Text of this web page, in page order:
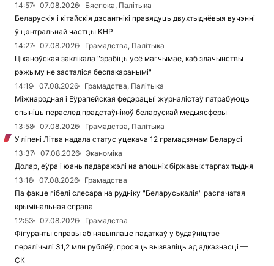
14:57
07.08.2026
Бяспека, Палітыка
Беларускія і кітайскія дэсантнікі правядуць двухтыднёвыя вучэнні
ў цэнтральнай частцы КНР
14:27
07.08.2026
Грамадства, Палітыка
Ціханоўская заклікала "зрабіць усё магчымае, каб злачынствы
рэжыму не засталіся беспакаранымі"
14:19
07.08.2026
Грамадства, Палітыка
Міжнародная і Еўрапейская федэрацыі журналістаў патрабуюць
спыніць пераслед прадстаўнікоў беларускай медыясферы
13:58
07.08.2026
Грамадства, Палітыка
У ліпені Літва надала статус уцекача 12 грамадзянам Беларусі
13:37
07.08.2026
Эканоміка
Долар, еўра і юань падаражэлі на апошніх біржавых таргах тыдня
13:18
07.08.2026
Грамадства
Па факце гібелі слесара на рудніку "Беларуськалія" распачатая
крымінальная справа
12:53
07.08.2026
Грамадства
Фігуранты справы аб нявыплаце падаткаў у будаўніцтве
пералічылі 31,2 млн рублёў, просяць вызваліць ад адказнасці —
СК